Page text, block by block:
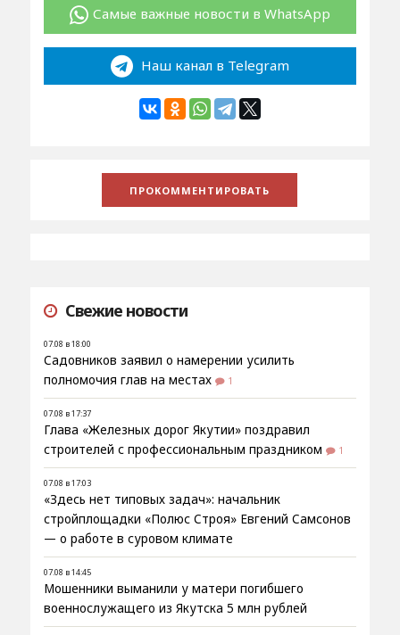
Самые важные новости в WhatsApp
Наш канал в Telegram
Свежие новости
07.08 в 18:00
Садовников заявил о намерении усилить
полномочия глав на местах
1
07.08 в 17:37
Глава «Железных дорог Якутии» поздравил
строителей с профессиональным праздником
1
07.08 в 17:03
«Здесь нет типовых задач»: начальник
стройплощадки «Полюс Строя» Евгений Самсонов
— о работе в суровом климате
07.08 в 14:45
Мошенники выманили у матери погибшего
военнослужащего из Якутска 5 млн рублей